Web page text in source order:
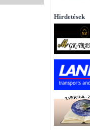
Hirdetések